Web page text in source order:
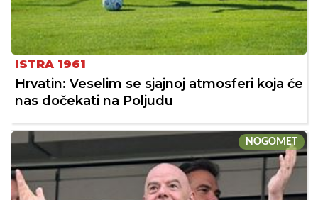
ISTRA 1961
Hrvatin: Veselim se sjajnoj atmosferi koja će
nas dočekati na Poljudu
NOGOMET